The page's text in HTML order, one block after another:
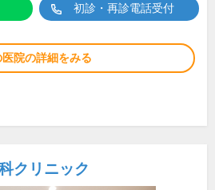
初診・再診電話受付
医院の詳細をみる
クリニック